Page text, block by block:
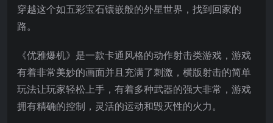
穿越这个如五彩宝石镶嵌般的外星世界，找到回家的
路。
《优雅爆机》是一款卡通风格的动作射击类游戏，游戏
有着非常美妙的画面并且充满了刺激，横版射击的简单
玩法让玩家轻松上手，有着多种武器的强大非常，游戏
拥有精确的控制，灵活的运动和毁灭性的火力。